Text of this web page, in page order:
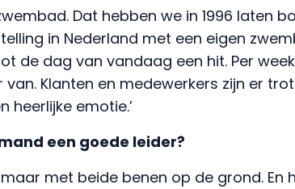
Dat hebben we in 1996 laten
in Nederland met een eigen
de dag van vandaag een hit. Per
van. Klanten en medewerkers zijn er
heerlijke emotie.’
een goede leider?
met beide benen op de grond. En